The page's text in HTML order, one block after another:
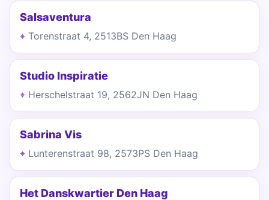
Salsaventura
Torenstraat 4, 2513BS Den Haag
Studio Inspiratie
Herschelstraat 19, 2562JN Den Haag
Sabrina Vis
Lunterenstraat 98, 2573PS Den Haag
Het Danskwartier Den Haag